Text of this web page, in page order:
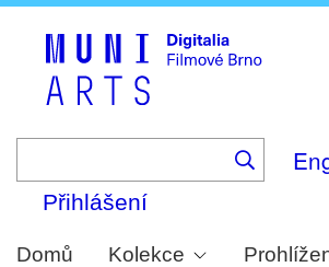
Přihlášení
Domů Kolekce